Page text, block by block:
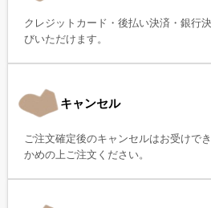
クレジットカード・後払い決済・銀行
びいただけます。
キャンセル
ご注文確定後のキャンセルはお受けで
かめの上ご注文ください。